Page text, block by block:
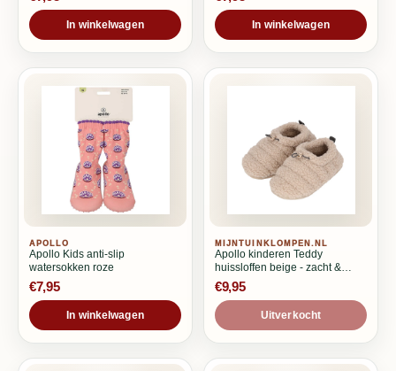
In winkelwagen In winkelwagen
APOLLO
Apollo Kids anti-slip
watersokken roze
€7,95
In winkelwagen
MIJNTUINKLOMPEN.NL
Apollo kinderen Teddy
huissloffen beige - zacht &
warm
€9,95
Uitverkocht